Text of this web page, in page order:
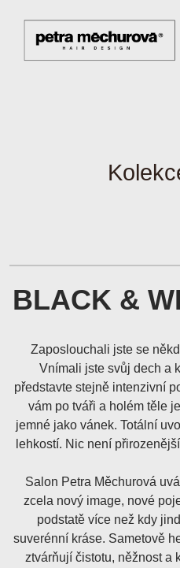
BLACK &
Zaposlouchali jste se
Vnímali jste svůj dech a
představte stejně intenzivní
vám po tváři a holém těle
jemné jako vánek. Totální
lehkostí. Nic není
Salon Petra Měchurová
zcela nový image, nové
podstatě více než kdy
suverénní kráse. Sametově
ztvárňují čistotu, něžnost a